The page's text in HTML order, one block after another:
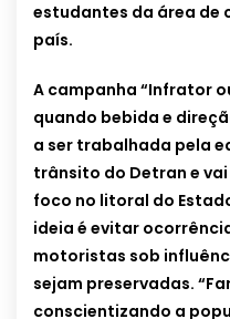
estudantes da área de
país.
A campanha “Infrator
quando bebida e
a ser trabalhada pela
trânsito do Detran e
foco no litoral do
ideia é evitar
motoristas sob
sejam preservadas.
conscientizando a